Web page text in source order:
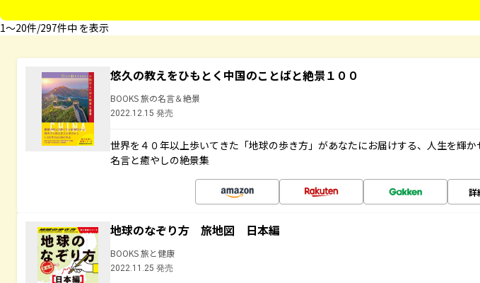
1〜20件/297件中 を表示
悠久の教えをひもとく中国のことばと絶景１００
BOOKS 旅の名言＆絶景
2022.12.15 発売
世界を４０年以上歩いてきた「地球の歩き方」があなたにお届けする、人生を輝か
名言と癒やしの絶景集
詳
地球のなぞり方 旅地図 日本編
BOOKS 旅と健康
2022.11.25 発売